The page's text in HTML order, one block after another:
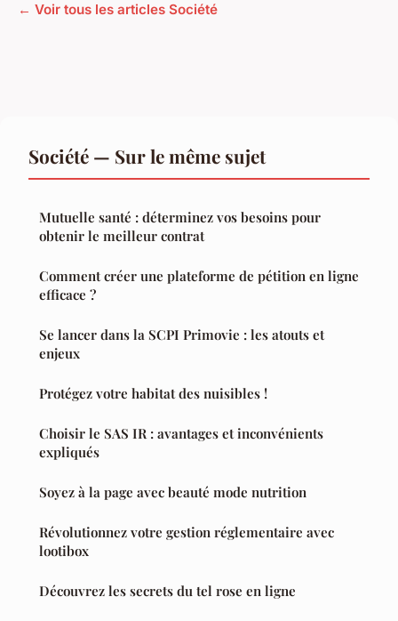
← Voir tous les articles Société
Société — Sur le même sujet
Mutuelle santé : déterminez vos besoins pour
obtenir le meilleur contrat
Comment créer une plateforme de pétition en ligne
efficace ?
Se lancer dans la SCPI Primovie : les atouts et
enjeux
Protégez votre habitat des nuisibles !
Choisir le SAS IR : avantages et inconvénients
expliqués
Soyez à la page avec beauté mode nutrition
Révolutionnez votre gestion réglementaire avec
lootibox
Découvrez les secrets du tel rose en ligne